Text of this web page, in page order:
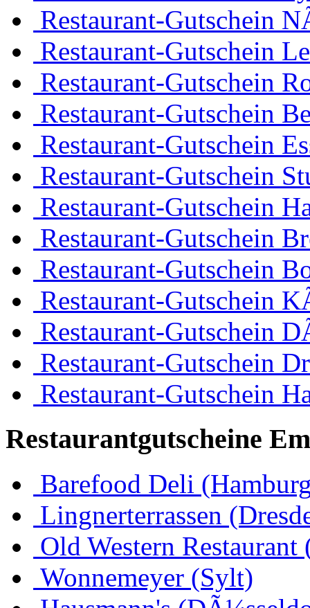
Restaurant-Gutschein
Restaurant-Gutschein
Restaurant-Gutschein
Restaurant-Gutschein
Restaurant-Gutschein
Restaurant-Gutschein
Restaurant-Gutschein
Restaurant-Gutschein
Restaurant-Gutschein
Restaurant-Gutschein
Restaurant-Gutschein
Restaurant-Gutschein
Restaurant-Gutschein
Restaurantgutscheine
Barefood Deli
Lingnerterrassen
Old Western Restaurant
Wonnemeyer (Sylt)